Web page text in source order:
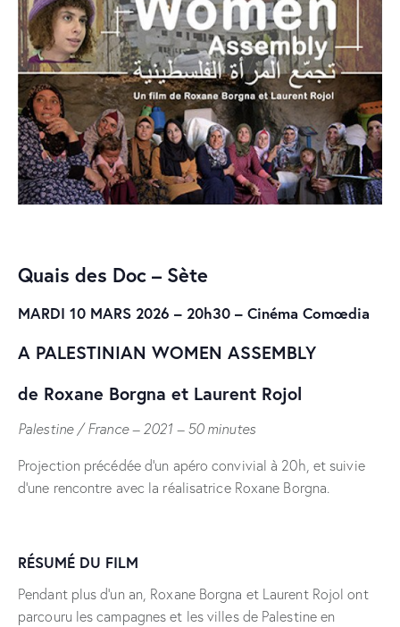
Quais des Doc – Sète
MARDI 10 MARS 2026 – 20h30 – Cinéma Comœdia
A PALESTINIAN WOMEN ASSEMBLY
de Roxane Borgna et Laurent Rojol
Palestine / France – 2021 – 50 minutes
Projection précédée d’un apéro convivial à 20h, et suivie
d’une rencontre avec la réalisatrice Roxane Borgna.
RÉSUMÉ DU FILM
Pendant plus d’un an, Roxane Borgna et Laurent Rojol ont
parcouru les campagnes et les villes de Palestine en